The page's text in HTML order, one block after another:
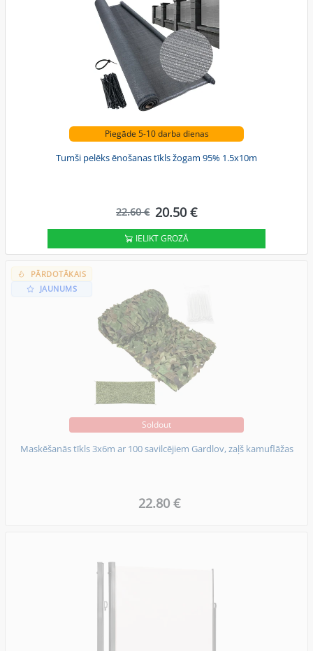
Piegāde 5-10 darba dienas
Tumši pelēks ēnošanas tīkls žogam 95% 1.5x10m
22.60 € 20.50 €
IELIKT GROZĀ
PĀRDOTĀKAIS
JAUNUMS
Soldout
Maskēšanās tīkls 3x6m ar 100 savilcējiem Gardlov, zaļš kamuflāžas
22.80 €